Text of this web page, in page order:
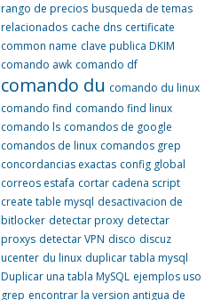
rango de precios busqueda de temas
relacionados cache dns certificate
common name clave publica DKIM
comando awk comando df
comando du comando du linux
comando find comando find linux
comando ls comandos de google
comandos de linux comandos grep
concordancias exactas config global
correos estafa cortar cadena script
create table mysql desactivacion de
bitlocker detectar proxy detectar
proxys detectar VPN disco discuz
ucenter du linux duplicar tabla mysql
Duplicar una tabla MySQL ejemplos uso
grep encontrar la version antigua de